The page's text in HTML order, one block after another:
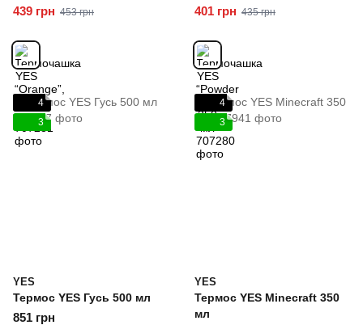
439 грн 453 грн 401 грн 435 грн
4
3
YES
Термос YES Гусь 500 мл
851 грн
4
3
YES
Термос YES Minecraft 350
мл